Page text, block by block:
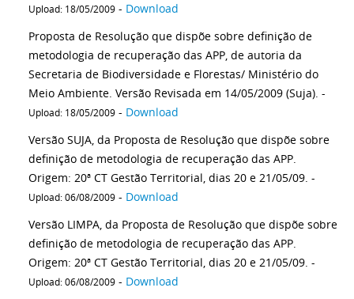
Upload: 18/05/2009 - Download
Proposta de Resolução que dispõe sobre definição de
metodologia de recuperação das APP, de autoria da
Secretaria de Biodiversidade e Florestas/ Ministério do
Meio Ambiente. Versão Revisada em 14/05/2009 (Suja). -
Upload: 18/05/2009 - Download
Versão SUJA, da Proposta de Resolução que dispõe sobre
definição de metodologia de recuperação das APP.
Origem: 20ª CT Gestão Territorial, dias 20 e 21/05/09. -
Upload: 06/08/2009 - Download
Versão LIMPA, da Proposta de Resolução que dispõe sobre
definição de metodologia de recuperação das APP.
Origem: 20ª CT Gestão Territorial, dias 20 e 21/05/09. -
Upload: 06/08/2009 - Download